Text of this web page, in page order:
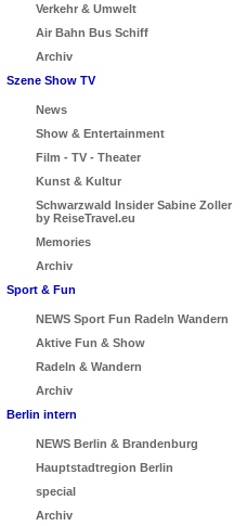
Verkehr & Umwelt
Air Bahn Bus Schiff
Archiv
Szene Show TV
News
Show & Entertainment
Film - TV - Theater
Kunst & Kultur
Schwarzwald Insider Sabine Zoller
by ReiseTravel.eu
Memories
Archiv
Sport & Fun
NEWS Sport Fun Radeln Wandern
Aktive Fun & Show
Radeln & Wandern
Archiv
Berlin intern
NEWS Berlin & Brandenburg
Hauptstadtregion Berlin
special
Archiv